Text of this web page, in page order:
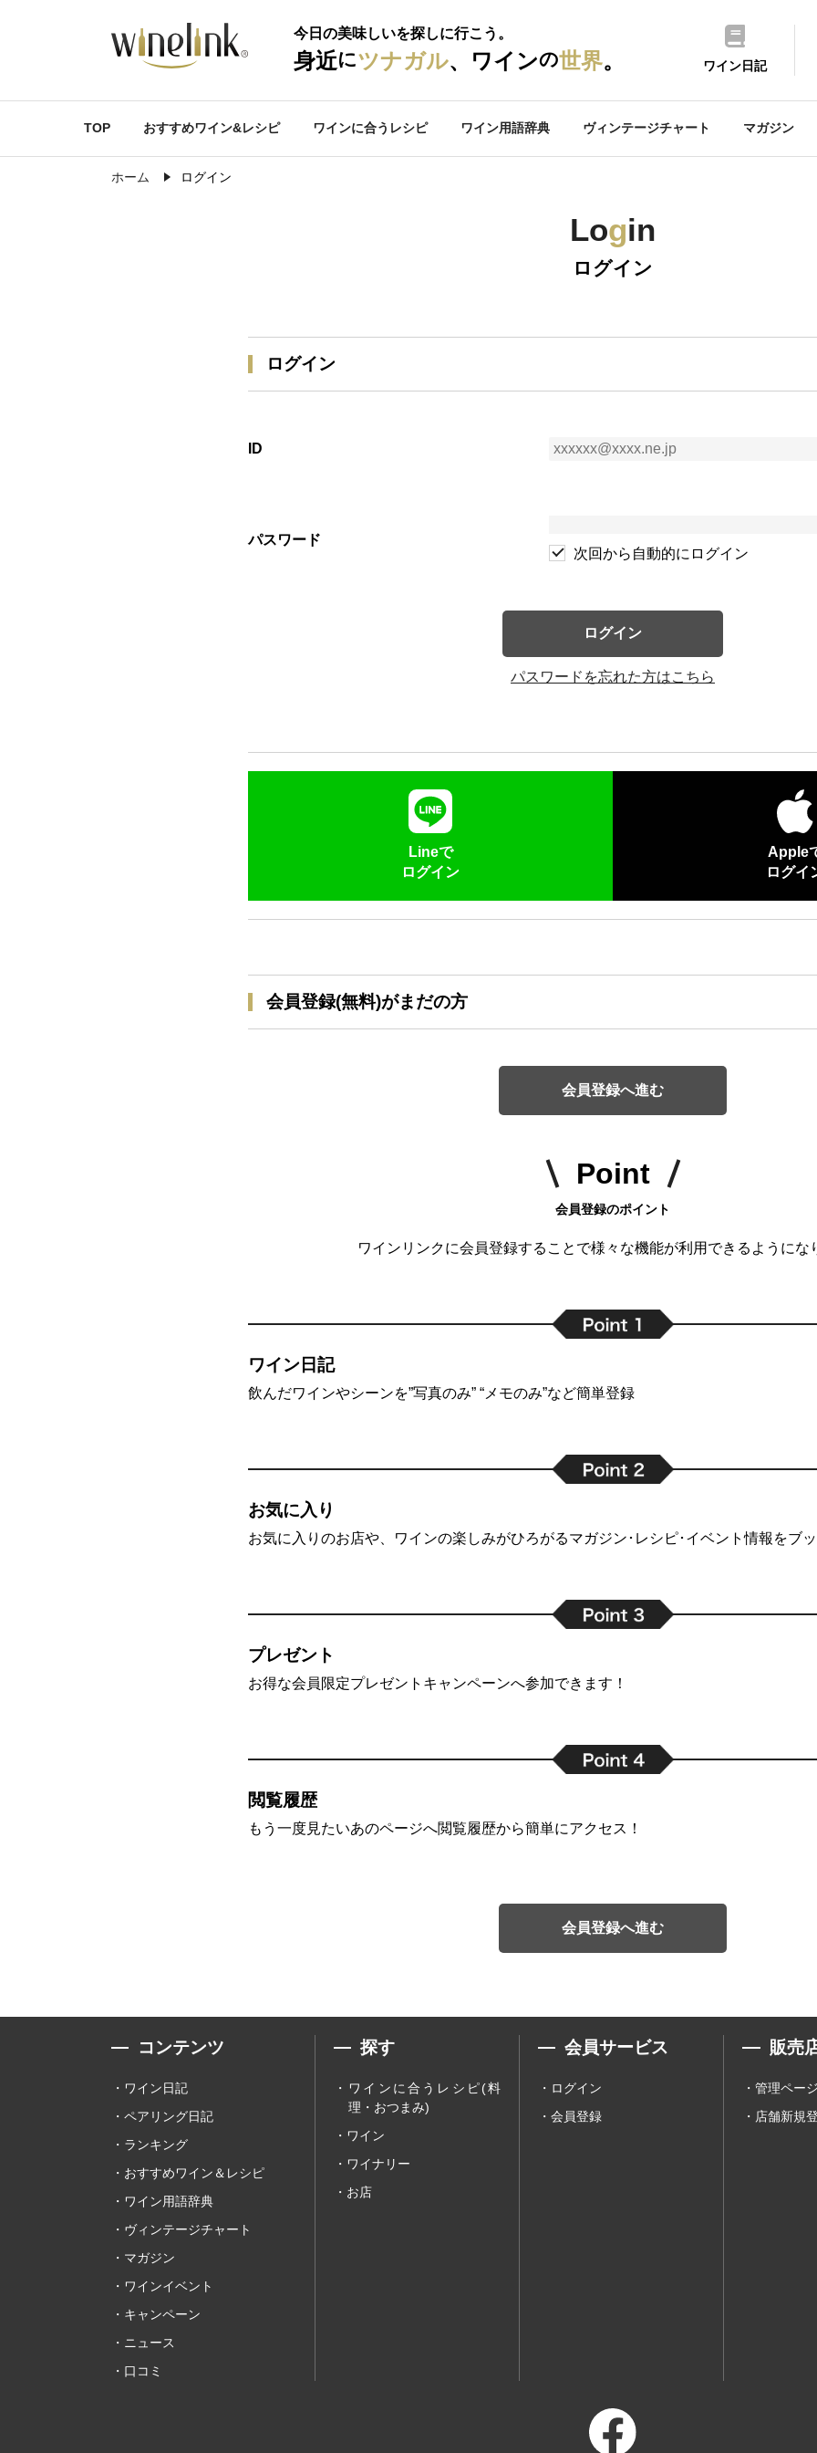
今日の美味しいを探しに行こう。
身近にツナガル、ワインの世界。 ワイン日記
TOP おすすめワイン&レシピ ワインに合うレシピ ワイン用語辞典 ヴィンテージチャート マガジン
ホーム ログイン
Login
ログイン
ログイン
ID
パスワード
次回から自動的にログイン
ログイン
パスワードを忘れた方はこちら
Lineで
ログイン
Apple
ログイ
会員登録(無料)がまだの方
会員登録へ進む
Point
会員登録のポイント
ワインリンクに会員登録することで様々な機能が利用できるようにな
ワイン日記
飲んだワインやシーンを”写真のみ” “メモのみ”など簡単登録
お気に入り
お気に入りのお店や、ワインの楽しみがひろがるマガジン･レシピ･イベント情報をブ
プレゼント
お得な会員限定プレゼントキャンペーンへ参加できます！
閲覧履歴
もう一度見たいあのページへ閲覧履歴から簡単にアクセス！
会員登録へ進む
コンテンツ
ワイン日記
ペアリング日記
ランキング
おすすめワイン＆レシピ
ワイン用語辞典
ヴィンテージチャート
マガジン
ワインイベント
キャンペーン
ニュース
口コミ
探す
ワインに合うレシピ(料
理・おつまみ)
ワイン
ワイナリー
お店
会員サービス
ログイン
会員登録
販売
管理ペー
店舗新規